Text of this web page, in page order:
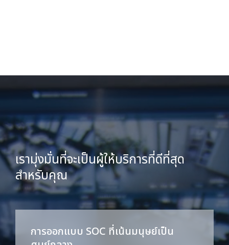
เรามุ่งมั่นที่จะเป็นผู้ให้บริการที่ดีที่สุด
สำหรับคุณ
การออกแบบ SOC ที่เน้นมนุษย์เป็น